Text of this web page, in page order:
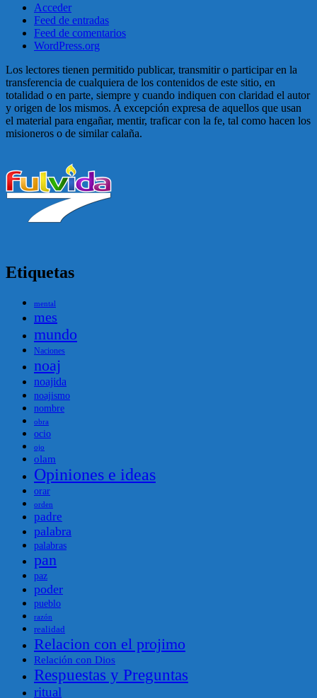
Acceder
Feed de entradas
Feed de comentarios
WordPress.org
Los lectores tienen permitido publicar, transmitir o participar en la
transferencia de cualquiera de los contenidos de este sitio, en
totalidad o en parte, siempre y cuando indiquen con claridad el autor
y origen de los mismos. A excepción expresa de aquellos que usan
el material para engañar, mentir, traficar con la fe, tal como hacen los
misioneros o de similar calaña.
Etiquetas
mental
mes
mundo
Naciones
noaj
noajida
noajismo
nombre
obra
ocio
ojo
olam
Opiniones e ideas
orar
orden
padre
palabra
palabras
pan
paz
poder
pueblo
razón
realidad
Relacion con el projimo
Relación con Dios
Respuestas y Preguntas
ritual